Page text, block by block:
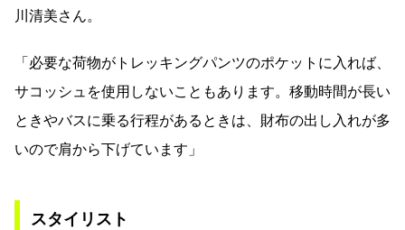
川清美さん。
「必要な荷物がトレッキングパンツのポケットに入れば、
サコッシュを使用しないこともあります。移動時間が長い
ときやバスに乗る行程があるときは、財布の出し入れが多
いので肩から下げています」
スタイリスト